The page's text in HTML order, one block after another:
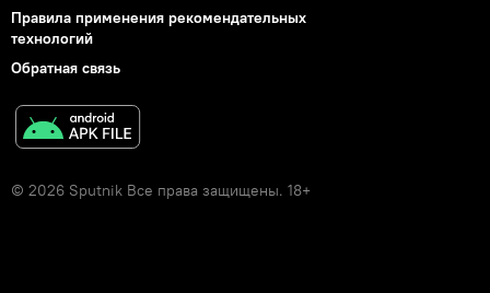
Правила применения рекомендательных
технологий
Обратная связь
© 2026 Sputnik Все права защищены. 18+